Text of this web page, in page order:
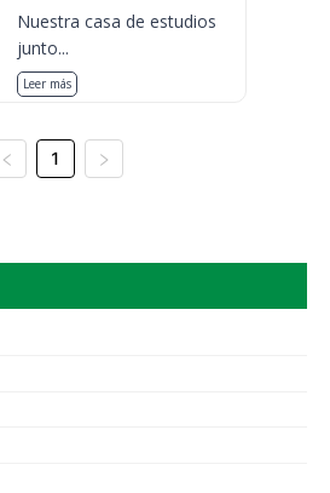
Nuestra casa de estudios
junto...
Leer más
1